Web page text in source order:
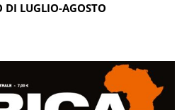
DI LUGLIO-AGOSTO